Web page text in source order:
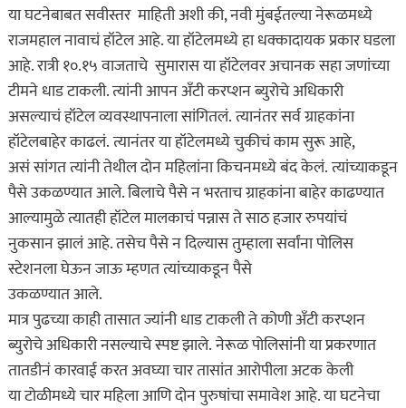
या घटनेबाबत सवीस्तर माहिती अशी की, नवी मुंबईतल्या नेरूळमध्ये
राजमहाल नावाचं हॉटेल आहे. या हॉटेलमध्ये हा धक्कादायक प्रकार घडला
आहे. रात्री १०.१५ वाजताचे सुमारास या हॉटेलवर अचानक सहा जणांच्या
टीमने धाड टाकली. त्यांनी आपन अँटी करप्शन ब्युरोचे अधिकारी
असल्याचं हॉटेल व्यवस्थापनाला सांगितलं. त्यानंतर सर्व ग्राहकांना
हॉटेलबाहेर काढलं. त्यानंतर या हॉटेलमध्ये चुकीचं काम सुरू आहे,
असं सांगत त्यांनी तेथील दोन महिलांना किचनमध्ये बंद केलं. त्यांच्याकडून
पैसे उकळण्यात आले. बिलाचे पैसे न भरताच ग्राहकांना बाहेर काढण्यात
आल्यामुळे त्यातही हॉटेल मालकाचं पन्नास ते साठ हजार रुपयांचं
नुकसान झालं आहे. तसेच पैसे न दिल्यास तुम्हाला सर्वांना पोलिस
स्टेशनला घेऊन जाऊ म्हणत त्यांच्याकडून पैसे
उकळण्यात आले.
मात्र पुढच्या काही तासात ज्यांनी धाड टाकली ते कोणी अँटी करप्शन
ब्युरोचे अधिकारी नसल्याचे स्पष्ट झाले. नेरूळ पोलिसांनी या प्रकरणात
तातडीनं कारवाई करत अवघ्या चार तासांत आरोपीला अटक केली
या टोळीमध्ये चार महिला आणि दोन पुरुषांचा समावेश आहे. या घटनेचा